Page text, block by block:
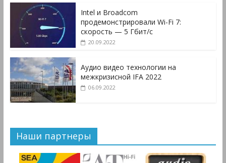
Intel и Broadcom
продемонстрировали Wi-Fi 7:
скорость — 5 Гбит/с
20.09.2022
Аудио видео технологии на
межкризисной IFA 2022
06.09.2022
Наши партнеры